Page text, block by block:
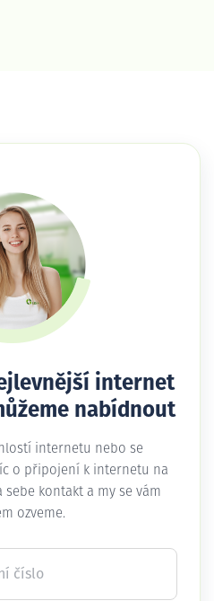
internet
nabídnout
internetu nebo se
o připojení k internetu na
sebe kontakt a my se vám
ozveme.
číslo